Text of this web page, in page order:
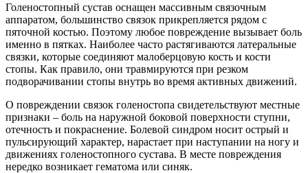
Голеностопный сустав оснащен массивным связочным
аппаратом, большинство связок прикрепляется рядом с
пяточной костью. Поэтому любое повреждение вызывает боль
именно в пятках. Наиболее часто растягиваются латеральные
связки, которые соединяют малоберцовую кость и кости
стопы. Как правило, они травмируются при резком
подворачивании стопы внутрь во время активных движений.
О повреждении связок голеностопа свидетельствуют местные
признаки – боль на наружной боковой поверхности ступни,
отечность и покраснение. Болевой синдром носит острый и
пульсирующий характер, нарастает при наступании на ногу и
движениях голеностопного сустава. В месте повреждения
нередко возникает гематома или синяк.